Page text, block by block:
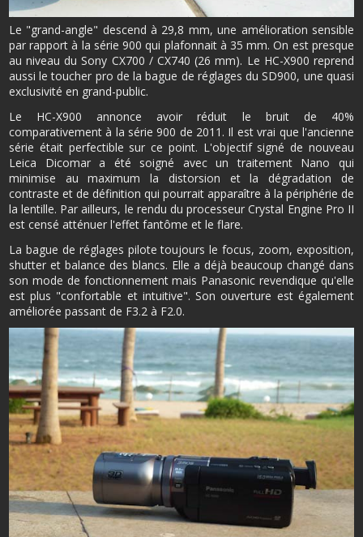
Le "grand-angle" descend à 29,8 mm, une amélioration sensible
par rapport à la série 900 qui plafonnait à 35 mm. On est presque
au niveau du Sony CX700 / CX740 (26 mm). Le HC-X900 reprend
aussi le toucher pro de la bague de réglages du SD900, une quasi
exclusivité en grand-public.
Le HC-X900 annonce avoir réduit le bruit de 40%
comparativement à la série 900 de 2011. Il est vrai que l'ancienne
série était perfectible sur ce point. L'objectif signé de nouveau
Leica Dicomar a été soigné avec un traitement Nano qui
minimise au maximum la distorsion et la dégradation de
contraste et de définition qui pourrait apparaître à la périphérie de
la lentille. Par ailleurs, le rendu du processeur Crystal Engine Pro II
est censé atténuer l'effet fantôme et le flare.
La bague de réglages pilote toujours le focus, zoom, exposition,
shutter et balance des blancs. Elle a déjà beaucoup changé dans
son mode de fonctionnement mais Panasonic revendique qu'elle
est plus "confortable et intuitive". Son ouverture est également
améliorée passant de F3.2 à F2.0.